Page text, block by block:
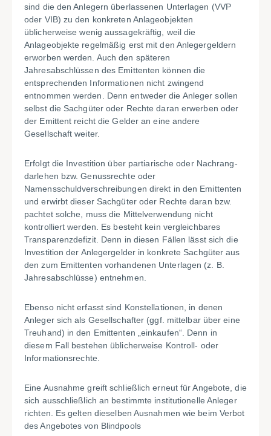
sind die den Anlegern überlassenen Unterlagen (VVP
oder VIB) zu den konkreten Anlageobjekten
üblicherweise wenig aussagekräftig, weil die
Anlageobjekte regelmäßig erst mit den Anlegergeldern
erworben werden. Auch den späteren
Jahresabschlüssen des Emittenten können die
entsprechenden Informationen nicht zwingend
entnommen werden. Denn entweder die Anleger sollen
selbst die Sachgüter oder Rechte daran erwerben oder
der Emittent reicht die Gelder an eine andere
Gesellschaft weiter.
Erfolgt die Investition über partiarische oder Nachrang-
darlehen bzw. Genussrechte oder
Namensschuldverschreibungen direkt in den Emittenten
und erwirbt dieser Sachgüter oder Rechte daran bzw.
pachtet solche, muss die Mittelverwendung nicht
kontrolliert werden. Es besteht kein vergleichbares
Transparenzdefizit. Denn in diesen Fällen lässt sich die
Investition der Anlegergelder in konkrete Sachgüter aus
den zum Emittenten vorhandenen Unterlagen (z. B.
Jahresabschlüsse) entnehmen.
Ebenso nicht erfasst sind Konstellationen, in denen
Anleger sich als Gesellschafter (ggf. mittelbar über eine
Treuhand) in den Emittenten „einkaufen“. Denn in
diesem Fall bestehen üblicherweise Kontroll- oder
Informationsrechte.
Eine Ausnahme greift schließlich erneut für Angebote, die
sich ausschließlich an bestimmte institutionelle Anleger
richten. Es gelten dieselben Ausnahmen wie beim Verbot
des Angebotes von Blindpools